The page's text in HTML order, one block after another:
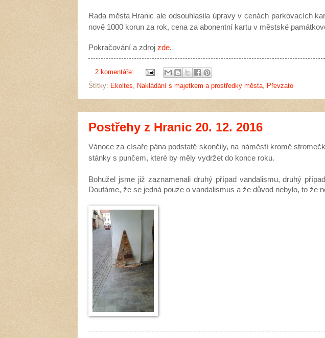
Rada města Hranic ale odsouhlasila úpravy v cenách parkovacích
nově 1000 korun za rok, cena za abonentní kartu v městské
Pokračování a zdroj zde.
2 komentáře:
Štítky: Ekoltes Nakládání s majetkem a prostředky města Převzato
Postřehy z Hranic 20. 12. 2016
Vánoce za císaře pána podstatě skončily, na náměstí kromě
stánky s punčem, které by měly vydržet do konce roku.
Bohužel jsme již zaznamenali druhý případ vandalismu, druhý
Doufáme, že se jedná pouze o vandalismus a že důvod nebylo, to že